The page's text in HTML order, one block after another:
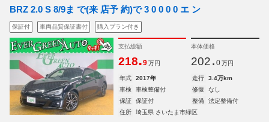
BRZ 2.0 S 8/9ま で(来 店予 約)で 3 0 0 0 0 エ ン
保証付 車両品質保証書付 購入プラン付き
支払総額
218.9 万円
本体価格
202. 0 万円
年式 2017年 走行
3.4万km
車検
車検整備付 修復
なし
保証
保証付 整備
法定整備付
住所
埼玉県 さいたま市緑区